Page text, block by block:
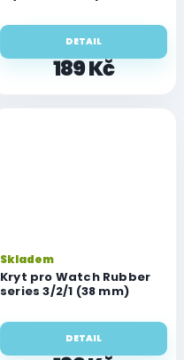
189 Kč
DETAIL
Kryt pro Watch Rubber
series 3/2/1 (38 mm)
Skladem
DETAIL